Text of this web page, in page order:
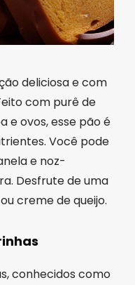
deliciosa e com
com purê de
e ovos, esse pão é
Você pode
e noz-
Desfrute de uma
creme de queijo.
conhecidos como